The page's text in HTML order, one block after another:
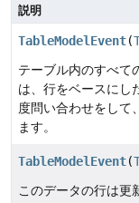
説明
TableModelEvent(
テーブル内のすべて
は、行をベースにし
度問い合わせをして
ます。
TableModelEvent(
このデータの行は更